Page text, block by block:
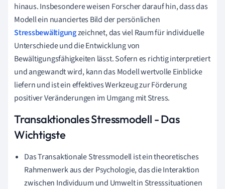
hinaus. Insbesondere weisen Forscher darauf hin, dass das
Modell ein nuanciertes Bild der persönlichen
Stressbewältigungzeichnet, das viel Raum für individuelle
Unterschiede und die Entwicklung von
Bewältigungsfähigkeiten lässt. Sofern es richtig interpretiert
und angewandt wird, kann das Modell wertvolle Einblicke
liefern und ist ein effektives Werkzeug zur Förderung
positiver Veränderungen im Umgang mit Stress.
Transaktionales Stressmodell - Das
Wichtigste
Das Transaktionale Stressmodell ist ein theoretisches
Rahmenwerk aus der Psychologie, das die Interaktion
zwischen Individuum und Umwelt in Stresssituationen